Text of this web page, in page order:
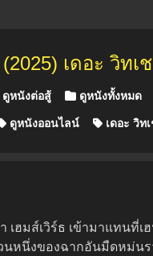
(2025) เดอะ วิท
หนังต่อสู้ ดูหนังทั้งหมด
ดูหนังออนไลน์ เดอะ วิท
เฮมส์เวิร์ธ เข้ามาแท
นหนึ่งของฉากอันมืดหม่น